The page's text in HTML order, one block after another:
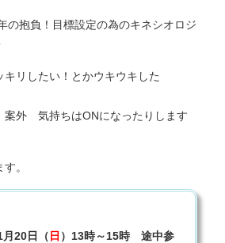
の抱負！目標設定の為のキネシオロジ
リしたい！とかウキウキした
外 気持ちはONになったりします
。
月20日（ 日 ）13時～15時 途中参